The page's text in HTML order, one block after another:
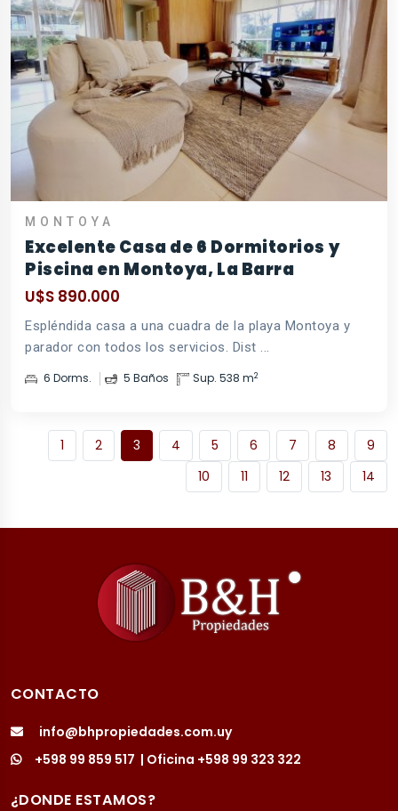
MONTOYA
Excelente Casa de 6 Dormitorios y
Piscina en Montoya, La Barra
U$S 890.000
Espléndida casa a una cuadra de la playa Montoya y
parador con todos los servicios. Dist ...
6 Dorms. 5 Baños Sup. 538 m2
1 2 3 4 5 6 7 8
9
10
11 12 13 14
CONTACTO
info@bhpropiedades.com.uy
+598 99 859 517 | Oficina +598 99 323 322
¿DONDE ESTAMOS?